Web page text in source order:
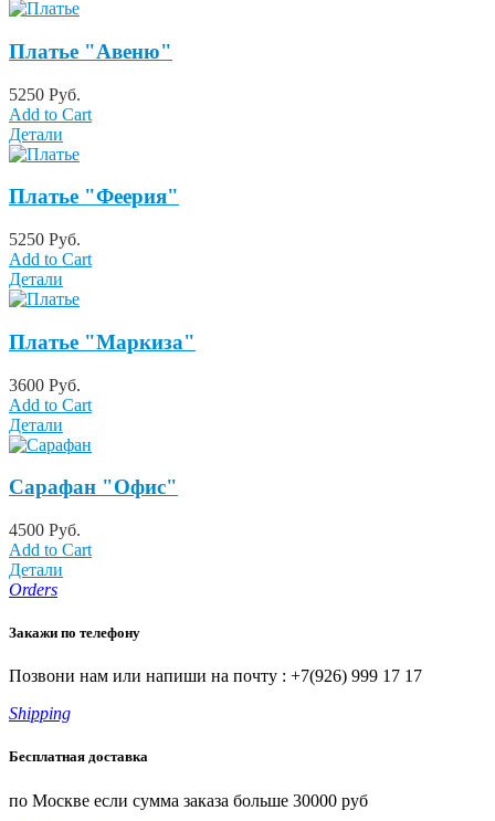
Платье "Авеню"
5250 Руб.
Add to Cart
Детали
Платье "Феерия"
5250 Руб.
Add to Cart
Детали
Платье "Маркиза"
3600 Руб.
Add to Cart
Детали
Сарафан "Офис"
4500 Руб.
Add to Cart
Детали
Orders
Закажи по телефону
Позвони нам или напиши на почту : +7(926) 999 17 17
Shipping
Бесплатная доставка
по Москве если сумма заказа больше 30000 руб